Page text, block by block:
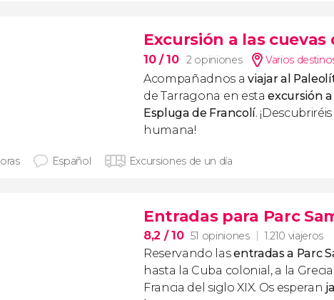
Excursión a las
10/ 10 2 opiniones Varios
Acompañadnos aviajar al
de Tarragona en estaexcursión
Espluga de Francolí.
humana!
Español Excursiones de un día
Entradas para Parc
8,2 / 10 51 opiniones 1.210 viajeros
Reservando lasentradas a Parc
hasta la Cuba colonial, a la Grecia
Francia del siglo XIX. Os esperan